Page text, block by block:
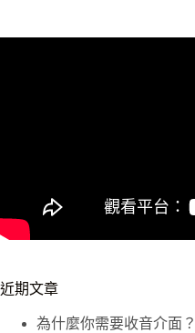
近期文章
為什麼你需要收音介面